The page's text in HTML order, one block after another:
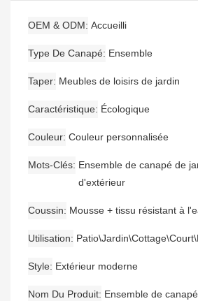
OEM & ODM Accueilli
Type De Canapé Ensemble
Taper Meubles de loisirs de jardin
Caractéristique Écologique
Couleur Couleur personnalisée
Mots-Clés Ensemble de canapé de
d'extérieur
Coussin Mousse + tissu résistant à
Utilisation
Style Extérieur moderne
Nom Du Produit Ensemble de